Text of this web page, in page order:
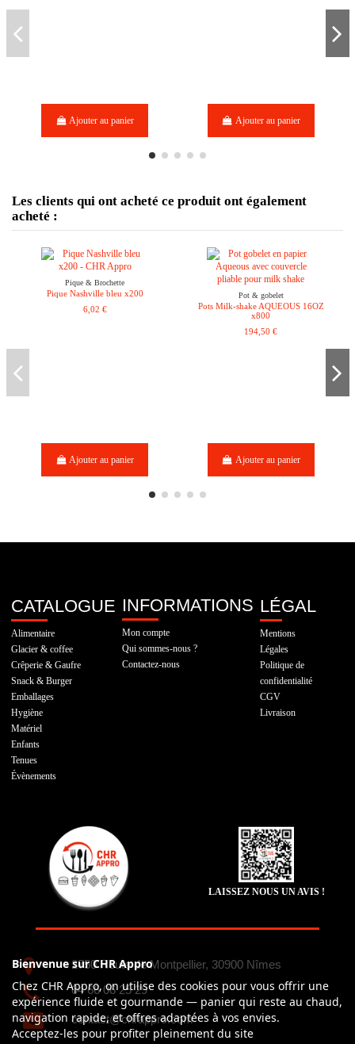
Ajouter au panier Ajouter au panier
Les clients qui ont acheté ce produit ont également
acheté :
Pique & Brochette
Pique Nashville bleu x200
6,02 €
Ajouter au panier
Pot & gobelet
Pots Milk-shake AQUEOUS 16OZ
x800
194,50 €
Ajouter au panier
CATALOGUE
Alimentaire
Glacier & coffee
Crêperie & Gaufre
Snack & Burger
Emballages
Hygiène
Matériel
Enfants
Tenues
Évènements
INFORMATIONS
Mon compte
Qui sommes-nous ?
Contactez-nous
LÉGAL
Mentions
Légales
Politique de
confidentialité
CGV
Livraison
LAISSEZ NOUS UN AVIS !
2750 Route de Montpellier, 30900 Nîmes
04 66 06 25 29
contact@chrappro.com
Bienvenue sur CHR Appro
Chez CHR Appro, on utilise des cookies pour vous offrir une
expérience fluide et gourmande — panier qui reste au chaud,
navigation rapide, et offres adaptées à vos envies.
Acceptez-les pour profiter pleinement du site